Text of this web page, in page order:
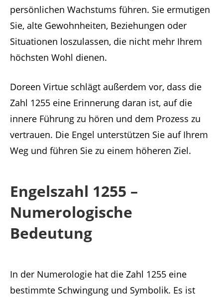
persönlichen Wachstums führen. Sie ermutigen
Sie, alte Gewohnheiten, Beziehungen oder
Situationen loszulassen, die nicht mehr Ihrem
höchsten Wohl dienen.
Doreen Virtue schlägt außerdem vor, dass die
Zahl 1255 eine Erinnerung daran ist, auf die
innere Führung zu hören und dem Prozess zu
vertrauen. Die Engel unterstützen Sie auf Ihrem
Weg und führen Sie zu einem höheren Ziel.
Engelszahl 1255 –
Numerologische
Bedeutung
In der Numerologie hat die Zahl 1255 eine
bestimmte Schwingung und Symbolik. Es ist